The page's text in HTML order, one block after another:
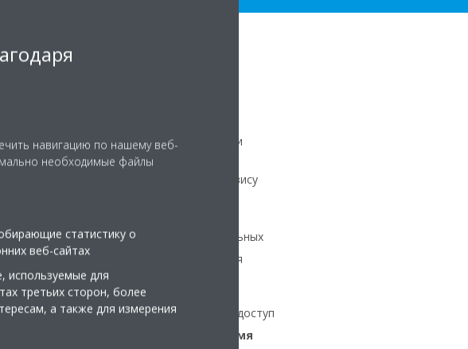
управление
управления разными климатическими
счет подключения интеллектуального
контроллера к нашему облачному сервису
мониторинг и анализ
контрольных
нескольких помещений для снижения
уровня энергопотребления
к облачному сервису Daikin Cloud и доступ
из любой точки мира и в любое время
навигацию по нашему веб-
необходимые файлы
статистику о
веб-сайтах
используемые для
третьих сторон, более
а также для измерения